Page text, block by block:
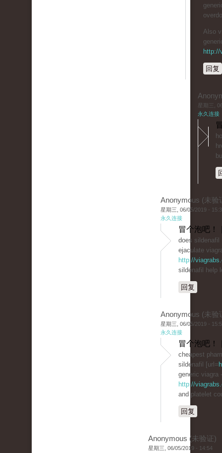
Also
http://
回复
星期三,
永久连接
Anonymous (未验
星期三, 06/05/2019 -
永久连接
冒个泡吧！
does sildenafil
ejaculate
http://
sildenafil help
回复
Anonymous (未验
星期三, 06/05/2019 -
永久连接
冒个泡吧！
cheapest
sildenafil [url=
generic viagra -
http://
and platelet
回复
Anonymous (未验证)
星期三, 06/05/2019 - 14:54